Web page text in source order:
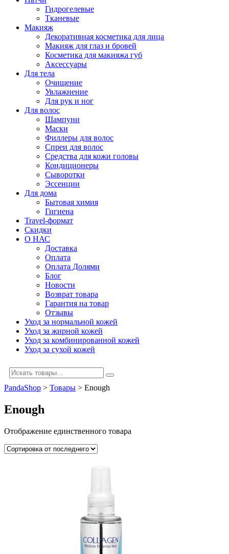
Гидрогелевые
Тканевые
Макияж
Декоративная косметика для лица
Макияж для глаз и бровей
Косметика для макияжа губ
Аксессуары
Для тела
Очищение
Увлажнение
Для рук и ног
Для волос
Шампуни
Маски
Филлеры для волос
Спреи для волос
Средства для кожи головы
Кондиционеры
Сыворотки
Эссенции
Для дома
Бытовая химия
Гигиена
Travel-формат
Скидки
О НАС
Доставка
Оплата
Оплата Долями
Блог
Новости
Возврат товара
Гарантия на товар
Отзывы
Уход за нормальной кожей
Уход за жирной кожей
Уход за комбинированной кожей
Уход за сухой кожей
PandaShop > Товары > Enough
Enough
Отображение единственного товара